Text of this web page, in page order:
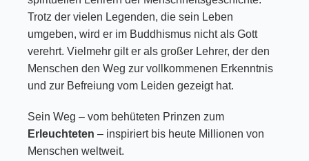
Trotz der vielen Legenden, die sein Leben
umgeben, wird er im Buddhismus nicht als Gott
verehrt. Vielmehr gilt er als großer Lehrer, der den
Menschen den Weg zur vollkommenen Erkenntnis
und zur Befreiung vom Leiden gezeigt hat.
Sein Weg – vom behüteten Prinzen zum
Erleuchteten – inspiriert bis heute Millionen von
Menschen weltweit.